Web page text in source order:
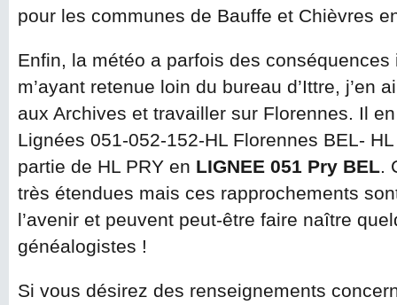
pour les communes de Bauffe et Chièvres
Enfin, la météo a parfois des
m’ayant retenue loin du bureau d’Ittre, j’en
aux Archives et travailler sur Florennes. Il
Lignées 051-052-152-HL Florennes BEL-
partie de HL PRY en LIGNEE 051 Pry BEL.
très étendues mais ces rapprochements
l’avenir et peuvent peut-être faire naître
généalogistes !
Si vous désirez des renseignements